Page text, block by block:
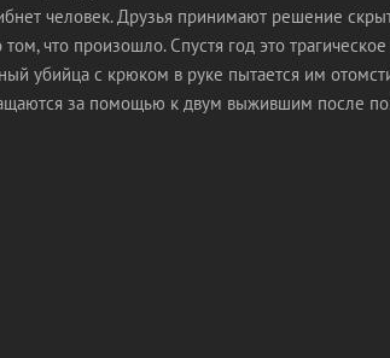
человек. Друзья принимают решение
том, что произошло. Спустя год это
убийца с крюком в руке пытается им
за помощью к двум выжившим после